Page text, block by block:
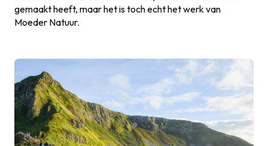
gemaakt heeft, maar het is toch echt het werk van
Moeder Natuur.